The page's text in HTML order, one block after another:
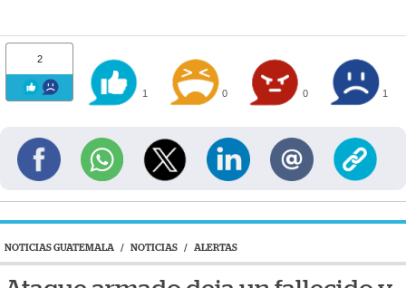
2
1 0 0 1
NOTICIAS GUATEMALA / NOTICIAS / ALERTAS